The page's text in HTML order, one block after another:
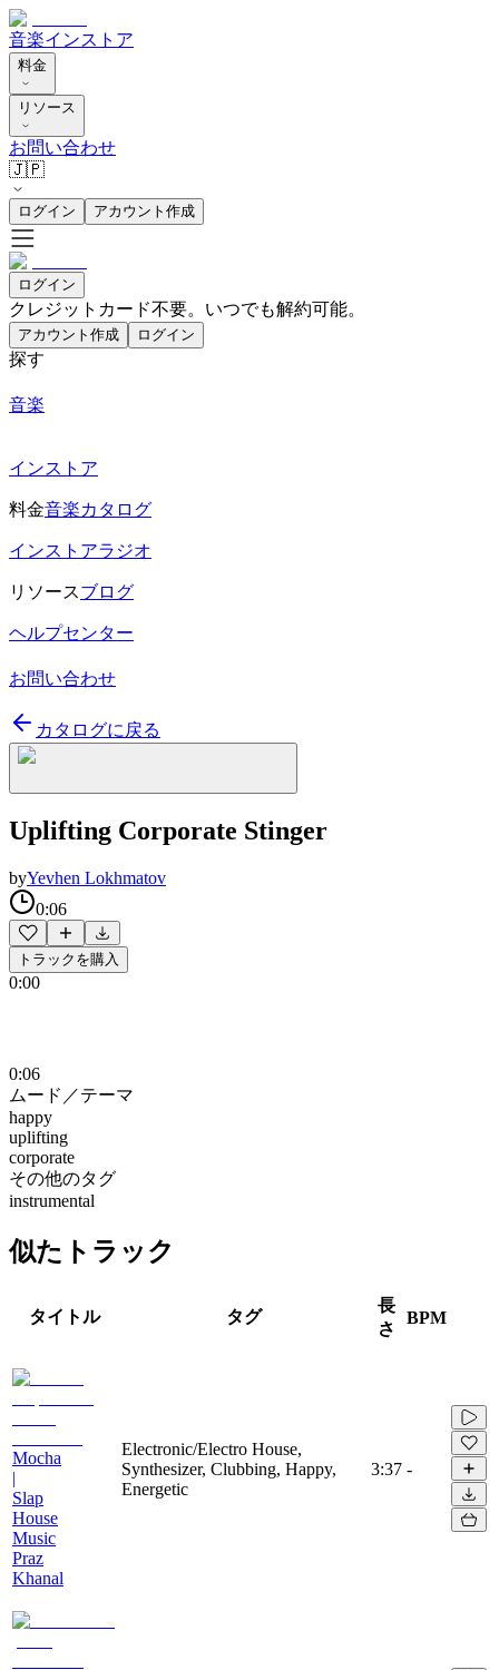
音楽インストア
料金
リソース
お問い合わせ
🇯🇵
ログイン アカウント作成
ログイン
クレジットカード不要。いつでも解約可能。
アカウント作成 ログイン
探す
音楽
インストア
料金音楽カタログ
インストアラジオ
リソースブログ
ヘルプセンター
お問い合わせ
カタログに戻る
Uplifting Corporate Stinger
byYevhen Lokhmatov
0:06
トラックを購入
0:00
0:06
ムード／テーマ
happy
uplifting
corporate
その他のタグ
instrumental
似たトラック
タイトル タグ
長
さ
BPM
Mocha
|
Slap
House
Music
Praz
Khanal
Electronic/Electro House,
Synthesizer, Clubbing, Happy,
Energetic
3:37 -